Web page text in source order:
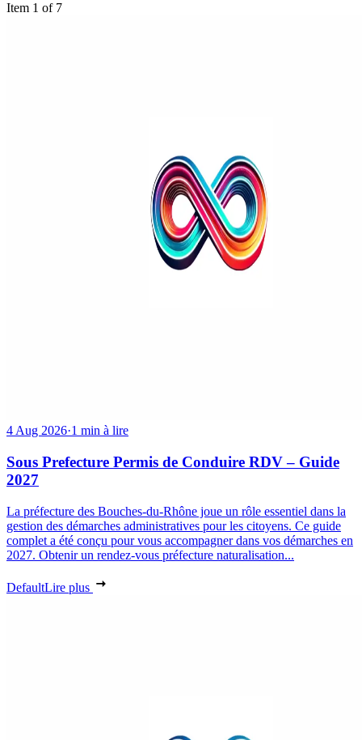
Item 1 of 7
4 Aug 2026·1 min à lire
Sous Prefecture Permis de Conduire RDV – Guide
2027
La préfecture des Bouches-du-Rhône joue un rôle essentiel dans la
gestion des démarches administratives pour les citoyens. Ce guide
complet a été conçu pour vous accompagner dans vos démarches en
2027. Obtenir un rendez-vous préfecture naturalisation...
DefaultLire plus